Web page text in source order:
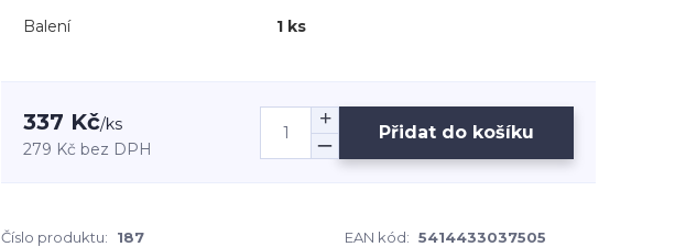
Balení
1 ks
337 Kč/ks
279 Kč bez DPH
Přidat do košíku
Číslo produktu: 187 EAN kód: 5414433037505